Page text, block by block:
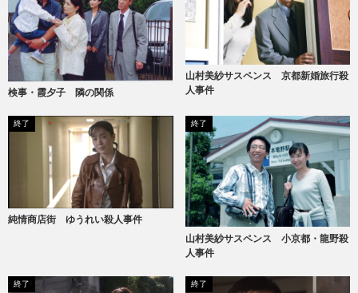
検事・霞夕子 隣の関係
山村美紗サスペンス 京都新婚旅行殺
人事件
終了
純情商店街 ゆうれい殺人事件
終了
山村美紗サスペンス 小京都・龍野殺
人事件
終了 終了